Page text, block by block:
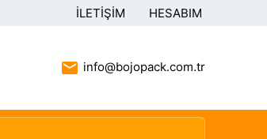
İLETIŞIM HESABIM
info@bojopack.com.tr